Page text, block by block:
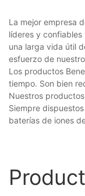
La mejor empresa
líderes y
una larga vida útil
esfuerzo de
Los productos
tiempo. Son bien
Nuestros
Siempre
baterías de iones